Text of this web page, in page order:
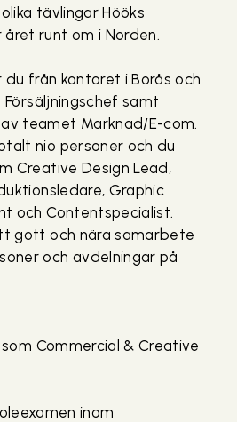
tävlingar Hööks
runt om i Norden.
du från kontoret i Borås och
samt
teamet Marknad/E-com.
nio personer och du
Creative Design Lead,
Graphic
och Contentspecialist.
gott och nära samarbete
och avdelningar på
Commercial & Creative
inom